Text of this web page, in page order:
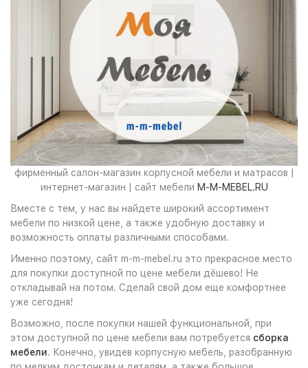
фирменный салон-магазин корпусной мебели и матрасов |
интернет-магазин | сайт мебели M-M-MEBEL.RU
Вместе с тем, у нас вы найдете широкий ассортимент
мебели по низкой цене, а также удобную доставку и
возможность оплаты различными способами.
Именно поэтому, сайт m-m-mebel.ru это прекрасное место
для покупки доступной по цене мебели дёшево! Не
откладывай на потом. Сделай свой дом еще комфортнее
уже сегодня!
Возможно, после покупки нашей функциональной, при
этом доступной по цене мебели вам потребуется сборка
мебели. Конечно, увидев корпусную мебель, разобранную